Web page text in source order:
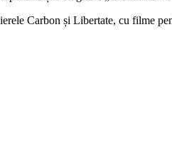
Carbon și Libertate, cu filme